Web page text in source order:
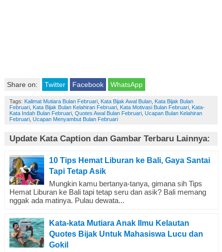
Share on: Twitter Facebook WhatsApp
Tags: Kalimat Mutiara Bulan Februari, Kata Bijak Awal Bulan, Kata Bijak Bulan
Februari, Kata Bijak Bulan Kelahiran Februari, Kata Motivasi Bulan Februari, Kata-
Kata Indah Bulan Februari, Quotes Awal Bulan Februari, Ucapan Bulan Kelahiran
Februari, Ucapan Menyambut Bulan Februari
Update Kata Caption dan Gambar Terbaru Lainnya:
10 Tips Hemat Liburan ke Bali, Gaya Santai
Tapi Tetap Asik
Mungkin kamu bertanya-tanya, gimana sih Tips
Hemat Liburan ke Bali tapi tetap seru dan asik? Bali memang
nggak ada matinya. Pulau dewata...
Kata-kata Mutiara Anak Ilmu Kelautan
Quotes Bijak Untuk Mahasiswa Lucu dan
Gokil